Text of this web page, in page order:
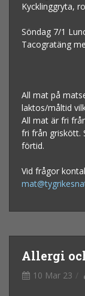
Kycklinggryta,
Söndag 7/1
Tacogratäng
All mat på
laktos/måltid
All mat är fri
fri från griskött.
förtid.
Vid frågor
Allergi
10 Mar 23